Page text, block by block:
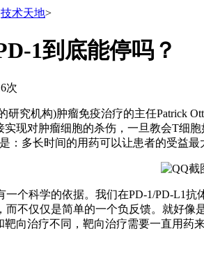
技术天地>
1到底能停吗？
次
研究机构)肿瘤免疫治疗的主任
现对肿瘤细胞的杀伤，一旦教会T细
：多长时间的用药可以让患者的受益
个科学的依据。我们在PD-1/PD-L1
而不仅仅是简单的一个负反馈。就好
向治疗不同，靶向治疗需要一直用药